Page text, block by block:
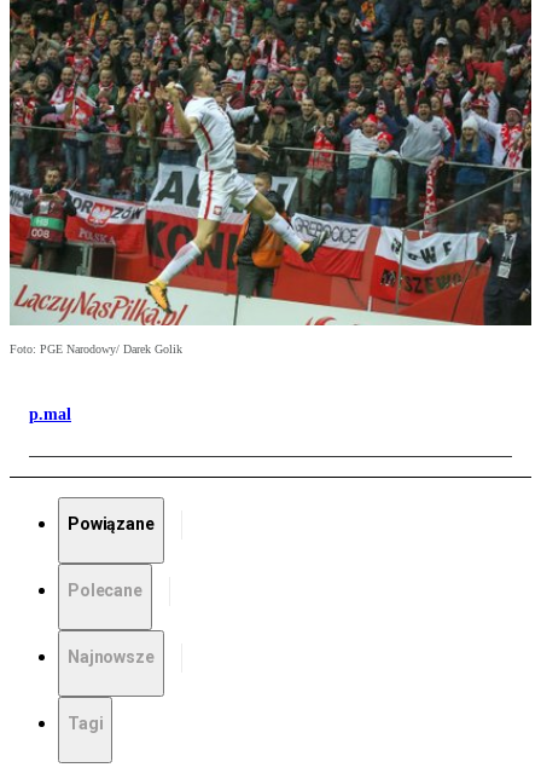
Foto: PGE Narodowy/ Darek Golik
p.mal
Powiązane
Polecane
Najnowsze
Tagi